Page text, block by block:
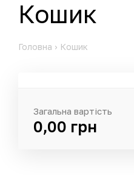
Кошик
Головна › Кошик
Загальна вартість
0,00 грн